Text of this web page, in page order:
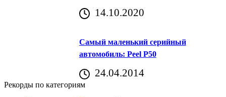
14.10.2020
Самый маленький серийный
автомобиль: Peel P50
24.04.2014
Рекорды по категориям